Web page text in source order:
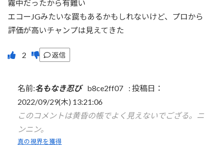
霧中だったから有難い
エコーJGみたいな罠もあるかもしれないけど、プロから
評価が高いチャンプは見えてきた
返信
名前:名もなき忍び b8ce2ff07 : 投稿日：
2022/09/29(木) 13:21:06
このコメントは黄昏の帳でよく見えないでござる。ニ
ンニン。
真の視界を獲得